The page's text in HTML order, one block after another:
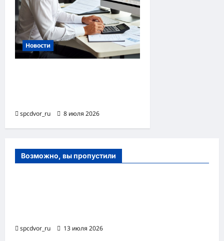
Новости
spcdvor_ru 8 июля 2026
Возможно, вы пропустили
spcdvor_ru 13 июля 2026